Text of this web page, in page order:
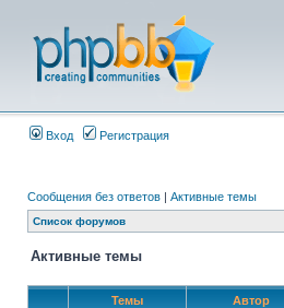
Вход Регистрация
Сообщения без ответов | Активные темы
Список форумов
Активные темы
Темы Автор